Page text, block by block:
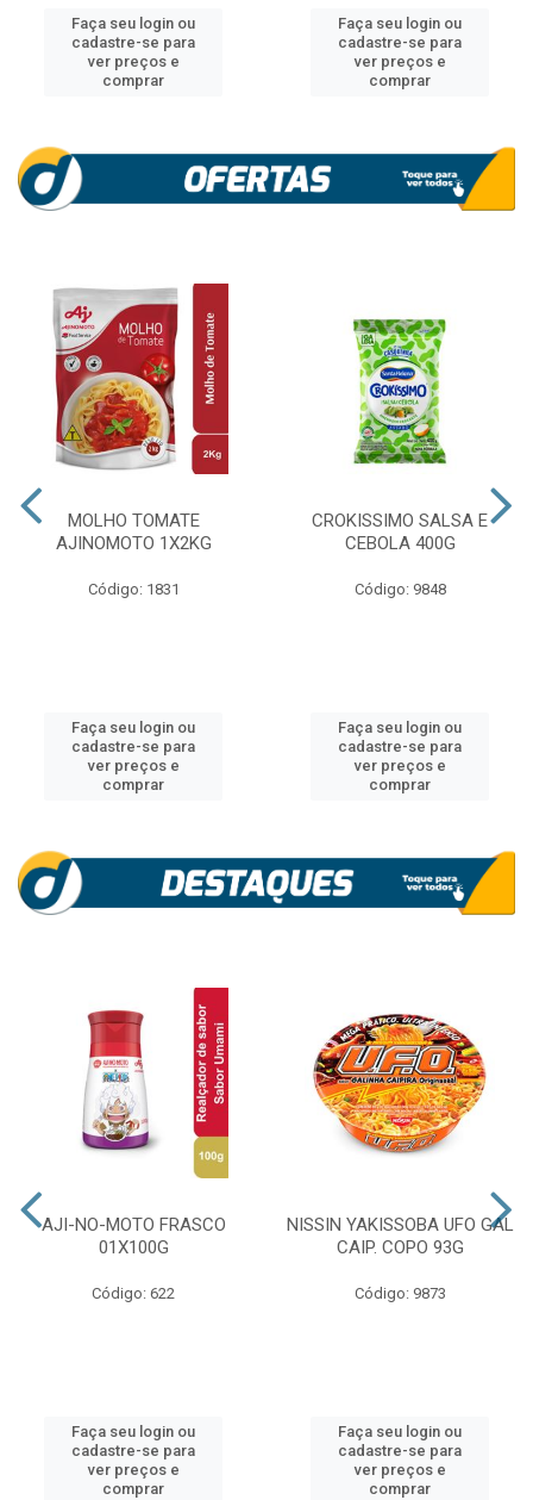
Faça seu login ou
cadastre-se para
ver preços e
comprar
Faça seu login ou
cadastre-se para
ver preços e
comprar
MOLHO TOMATE
AJINOMOTO 1X2KG
Código: 1831
Faça seu login ou
cadastre-se para
ver preços e
comprar
CROKISSIMO SALSA E
CEBOLA 400G
Código: 9848
Faça seu login ou
cadastre-se para
ver preços e
comprar
AJI-NO-MOTO FRASCO
01X100G
Código: 622
Faça seu login ou
cadastre-se para
ver preços e
comprar
NISSIN YAKISSOBA UFO GAL
CAIP. COPO 93G
Código: 9873
Faça seu login ou
cadastre-se para
ver preços e
comprar